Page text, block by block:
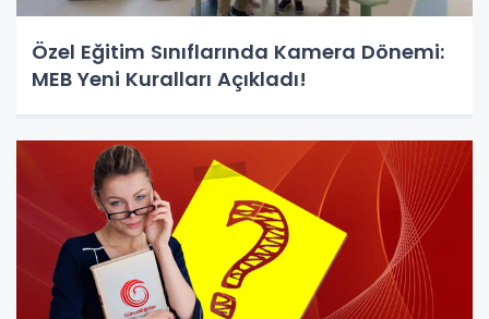
Özel Eğitim Sınıflarında Kamera Dönemi:
MEB Yeni Kuralları Açıkladı!